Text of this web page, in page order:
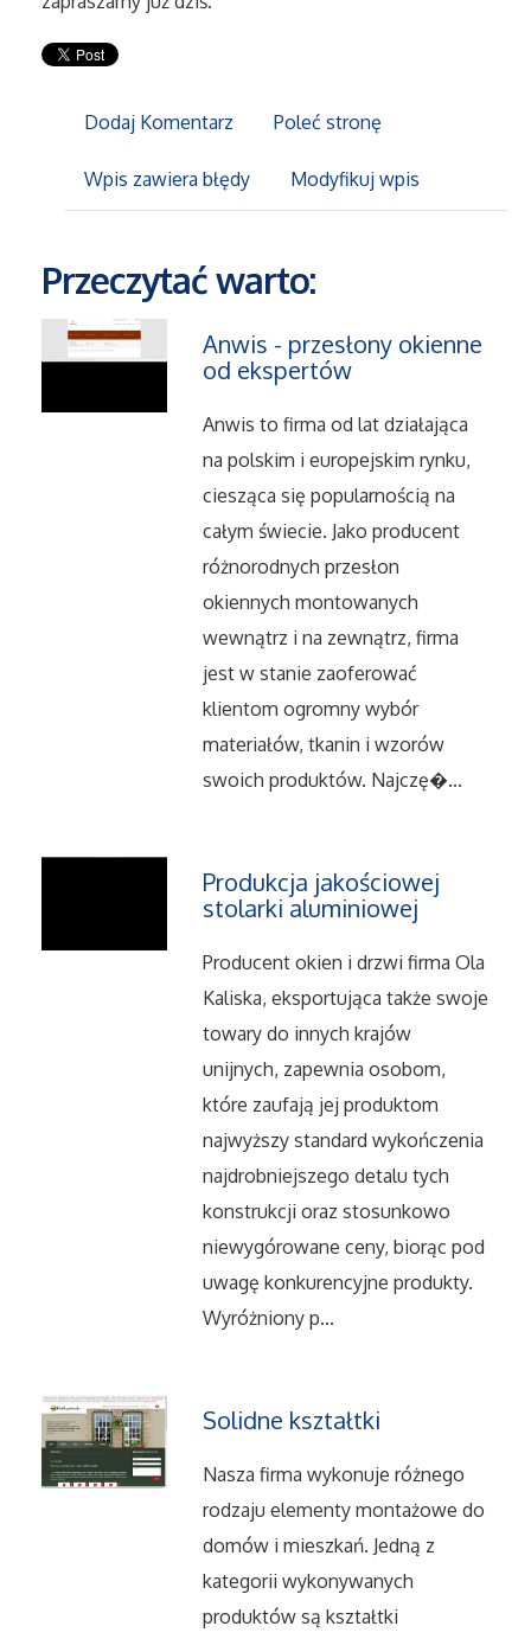
Narzędzia
Przemysł Metalowy
Części Samochodowe
Usługi Motoryzacyjne
Salony, Komisy
Materiały Promocyjne
Agencje Reklamowe
Materiały Reklamowe
Imprezy Integracyjne
Hobby
Zajęcia Sportowe i Rekreacyjne
Serwis
Informatyczne
Restauracje, Catering
Fotografia
Ślub i Wesele
Weterynaryjne, Hodowla Zwierząt
Sprzątanie, Porządkowanie
Serwis
Dodaj Komentarz Poleć stronę
Wpis zawiera błędy Modyfikuj wpis
Przeczytać warto:
Anwis - przesłony okienne
od ekspertów
Anwis to firma od lat działająca
na polskim i europejskim rynku,
ciesząca się popularnością na
całym świecie. Jako producent
różnorodnych przesłon
okiennych montowanych
wewnątrz i na zewnątrz, firma
jest w stanie zaoferować
klientom ogromny wybór
materiałów, tkanin i wzorów
swoich produktów. Najczę�...
Produkcja jakościowej
stolarki aluminiowej
Producent okien i drzwi firma Ola
Kaliska, eksportująca także swoje
towary do innych krajów
unijnych, zapewnia osobom,
które zaufają jej produktom
najwyższy standard wykończenia
najdrobniejszego detalu tych
konstrukcji oraz stosunkowo
niewygórowane ceny, biorąc pod
uwagę konkurencyjne produkty.
Wyróżniony p...
Solidne kształtki
Nasza firma wykonuje różnego
rodzaju elementy montażowe do
domów i mieszkań. Jedną z
kategorii wykonywanych
produktów są kształtki